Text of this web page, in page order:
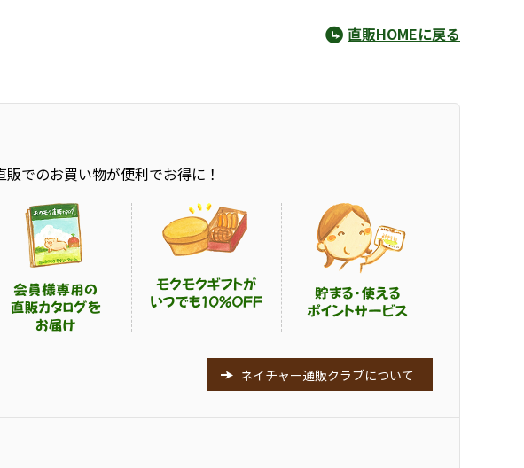
直販HOMEに戻る
でのお買い物が便利でお得に！
ネイチャー通販クラブについて